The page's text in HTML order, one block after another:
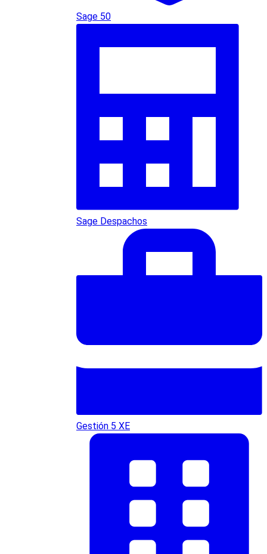
Sage 50
Sage Despachos
Gestión 5 XE